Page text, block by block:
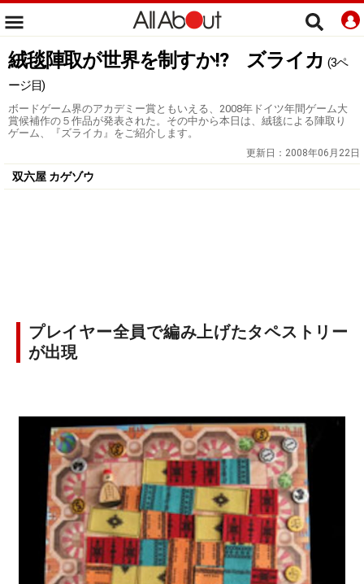
絨毯陣取が世界を制すか!? ズライカ (3ペ
ージ目)
ボードゲーム界のアカデミー賞ともいえる、2008年ドイツ年間ゲーム大
賞候補作の５作品が発表された。その中から本日は、絨毯による陣取り
ゲーム、『ズライカ』をご紹介します。
更新日： 2008年06月22日
双六屋 カゲゾウ
プレイヤー全員で編み上げたタペストリー
が出現